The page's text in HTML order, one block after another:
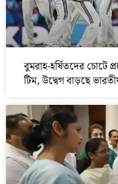
বুমরাহ-হর্ষিতদের চোটে
টিম, উদ্বেগ বাড়ছে